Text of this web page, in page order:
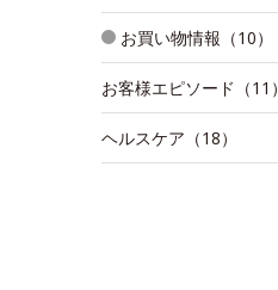
お買い物情報（10）
お客様エピソード（11）
ヘルスケア（18）